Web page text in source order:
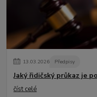
13.03.2026 Předpisy
Jaký řidičský průkaz je
číst celé